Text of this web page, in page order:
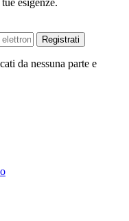
esigenze.
Registrati
da nessuna parte e